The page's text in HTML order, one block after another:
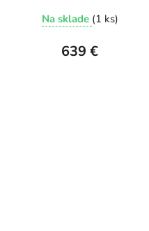
Na sklade (1 ks)
639 €